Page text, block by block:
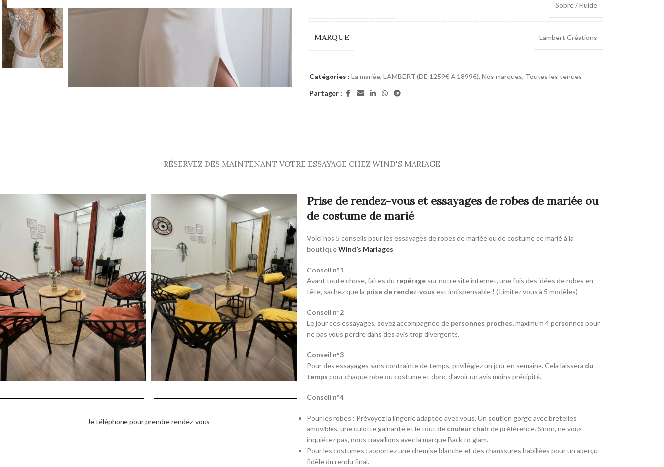
Sobre / Fluide
MARQUE Lambert Créations
Catégories : La mariée, LAMBERT (DE 1259€ A 1899€), Nos marques, Toutes les tenues
Partager :
RÉSERVEZ DÈS MAINTENANT VOTRE ESSAYAGE CHEZ WIND'S MARIAGE
Je téléphone pour prendre rendez-vous
Prise de rendez-vous et essayages de robes de mariée ou
de costume de marié
Voici nos 5 conseils pour les essayages de robes de mariée ou de costume de marié à la
boutiqueWind’s Mariages
Conseil n°1
Avant toute chose, faites du repérage sur notre site internet, une fois des idées de robes en
tête, sachez que la prise de rendez-vous est indispensable ! ( Limitez vous à 5 modèles)
Conseil n°2
Le jour des essayages, soyez accompagnée de personnes proches,maximum 4 personnes pour
ne pas vous perdre dans des avis trop divergents.
Conseil n°3
Pour des essayages sans contrainte de temps, privilégiez un jour en semaine. Cela laissera du
temps pour chaque robe ou costume et donc d’avoir un avis moins précipité.
Conseil n°4
Pour les robes : Prévoyez la lingerie adaptée avec vous. Un soutien gorge avec bretelles
amovibles, une culotte gainante et le tout de couleur chairde préférence. Sinon, ne vous
inquiétez pas, nous travaillons avec la marque Back to glam.
Pour les costumes : apportez une chemise blanche et des chaussures habillées pour un aperçu
fidèle du rendu final.